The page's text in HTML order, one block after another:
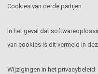
Cookies van derde partijen
In het geval dat
van cookies is dit vermeld in
Wijzigingen in het privacybeleid